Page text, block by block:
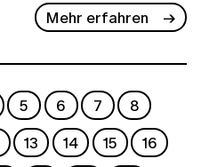
Mehr erfahren
5 6 7
8
13 14 15
16